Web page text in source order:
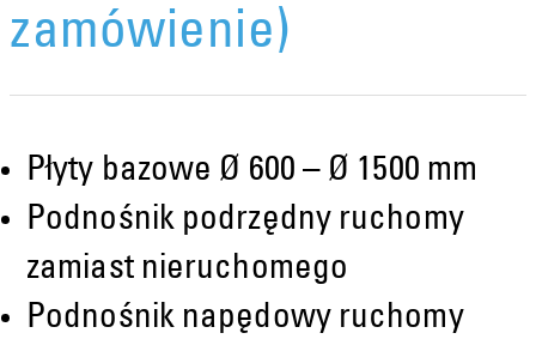
zamówienie)
Płyty bazowe Ø 600 – Ø 1500 mm
Podnośnik podrzędny ruchomy
zamiast nieruchomego
Podnośnik napędowy ruchomy